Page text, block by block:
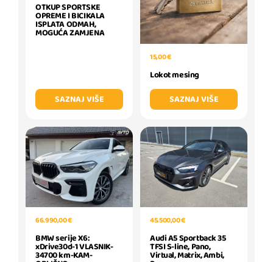
OTKUP SPORTSKE
OPREME I BICIKALA
ISPLATA ODMAH,
MOGUĆA ZAMJENA
SAZNAJ VIŠE
15,00 €
Lokot mesing
SAZNAJ VIŠE
66.990,00 €
BMW serije X6:
xDrive30d-1 VLASNIK-
34700 km-KAM-
45.500,00 €
Audi A5 Sportback 35
TFSI S-line, Pano,
Virtual, Matrix, Ambi,